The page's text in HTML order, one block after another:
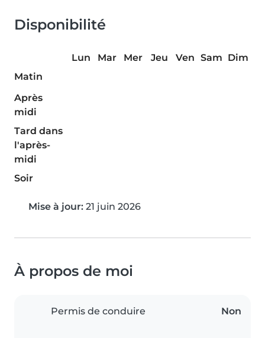
Disponibilité
Lun Mar Mer Jeu Ven Sam Dim
Matin
Après
midi
Tard dans
l'après-
midi
Soir
Mise à jour: 21 juin 2026
À propos de moi
Permis de conduire Non